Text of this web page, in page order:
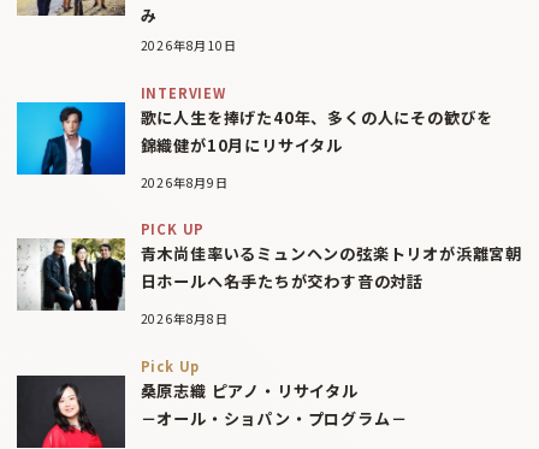
み
2026年8月10日
INTERVIEW
歌に人生を捧げた40年、多くの人にその歓びを
錦織健が10月にリサイタル
2026年8月9日
PICK UP
青木尚佳率いるミュンヘンの弦楽トリオが浜離宮朝
日ホールへ――名手たちが交わす音の対話
2026年8月8日
Pick Up
桑原志織 ピアノ・リサイタル
－オール・ショパン・プログラム－